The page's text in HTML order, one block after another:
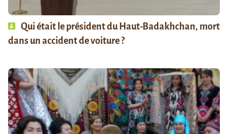
Qui était le président du Haut-Badakhchan, mort
dans un accident de voiture ?